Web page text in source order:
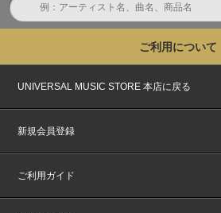
ご利用について
UNIVERSAL MUSIC STORE 本店に戻る
新規会員登録
ご利用ガイド